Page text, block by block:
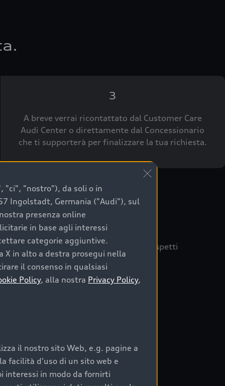
3
A breve verrai ricontattato dal Customer Care
Audi Center o direttamente dal Concessionario
che ti supporterà per finalizzare la tua richiesta.
sicuro, è essenziale considerare aspetti
Prima Scelta :plus
nel tempo;
"ci", "nostro"), da soli o in
Ingolstadt, Germania ("Audi"), sul
presenza online
in base agli interessi
categorie aggiuntive.
in alto a destra prosegui nella
il consenso in qualsiasi
Policy, alla nostra Privacy Policy,
il nostro sito Web, e.g. pagine a
facilità d'uso di un sito web e
interessi in modo da fornirti